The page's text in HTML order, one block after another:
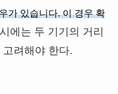
가 있습니다. 이 경우 확
에는 두 기기의 거리
려해야 한다.